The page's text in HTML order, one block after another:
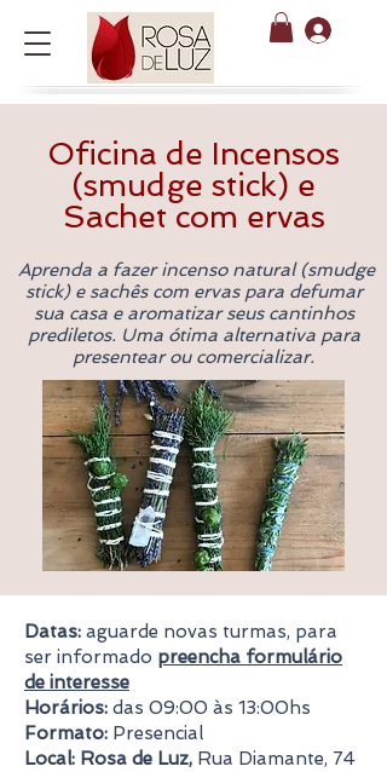
Oficina de Incensos
(smudge stick) e
Sachet com ervas
Aprenda a fazer incenso natural (smudge
stick) e sachês com ervas para defumar
sua casa e aromatizar seus cantinhos
prediletos. Uma ótima alternativa para
presentear ou comercializar.
Datas: aguarde novas turmas, para
ser informado preencha formulário
de interesse
Horários: das 09:00 às 13:00hs
Formato: Presencial
Local: Rosa de Luz, Rua Diamante, 74